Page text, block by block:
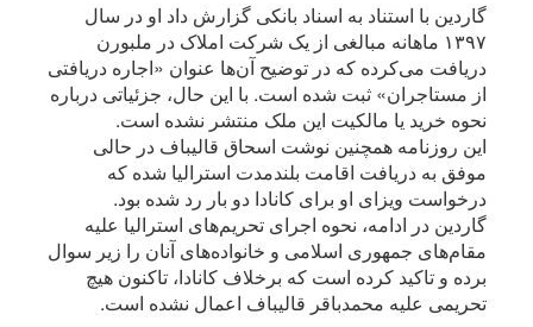
گاردین با استناد به اسناد بانکی گزارش داد او در سال
۱۳۹۷ ماهانه مبالغی از یک شرکت املاک در ملبورن
دریافت می‌کرده که در توضیح آن‌ها عنوان «اجاره دریافتی
از مستاجران» ثبت شده است. با این حال، جزئیاتی درباره
نحوه خرید یا مالکیت این ملک منتشر نشده است.
این روزنامه همچنین نوشت اسحاق قالیباف در حالی
موفق به دریافت اقامت بلندمدت استرالیا شده که
درخواست ویزای او برای کانادا دو بار رد شده بود.
گاردین در ادامه، نحوه اجرای تحریم‌های استرالیا علیه
مقام‌های جمهوری اسلامی و خانواده‌های آنان را زیر سوال
برده و تاکید کرده است که برخلاف کانادا، تاکنون هیچ
تحریمی علیه محمدباقر قالیباف اعمال نشده است.